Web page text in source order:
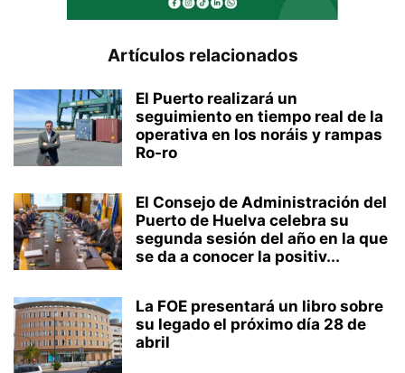
Artículos relacionados
El Puerto realizará un
seguimiento en tiempo real de la
operativa en los noráis y rampas
Ro-ro
El Consejo de Administración del
Puerto de Huelva celebra su
segunda sesión del año en la que
se da a conocer la positiv...
La FOE presentará un libro sobre
su legado el próximo día 28 de
abril